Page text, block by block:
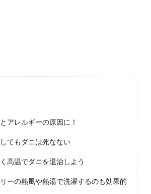
カラーボックスは安価にもかかわらず、非常に
頑丈で使い勝手もいいですし、工夫次第では机
ベビーベッドにマットは必要？マッ
トは高反発マットがいい？
アレルギーの原因に！
てもダニは死なない
高温でダニを退治しよう
ーの熱風や熱湯で洗濯するのも効果的